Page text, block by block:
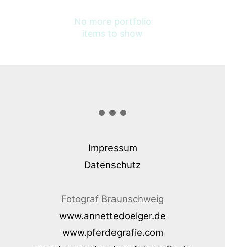
No more portfolio
items to show
Datenschutz
www.annettedoelger.de
www.pferdegrafie.com
www.braunschweiger-fotografin.de